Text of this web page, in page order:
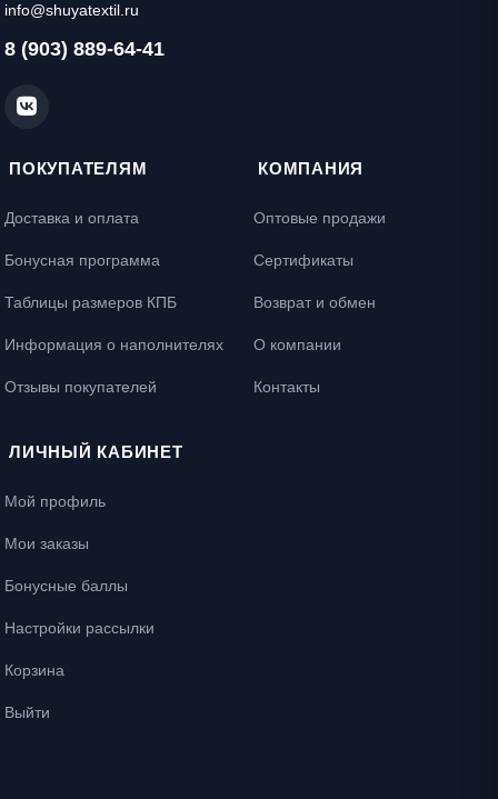
info@shuyatextil.ru
8 (903) 889-64-41
ПОКУПАТЕЛЯМ
Доставка и оплата
Бонусная программа
Таблицы размеров КПБ
Информация о наполнителях
Отзывы покупателей
КОМПАНИЯ
Оптовые продажи
Сертификаты
Возврат и обмен
О компании
Контакты
ЛИЧНЫЙ КАБИНЕТ
Мой профиль
Мои заказы
Бонусные баллы
Настройки рассылки
Корзина
Выйти